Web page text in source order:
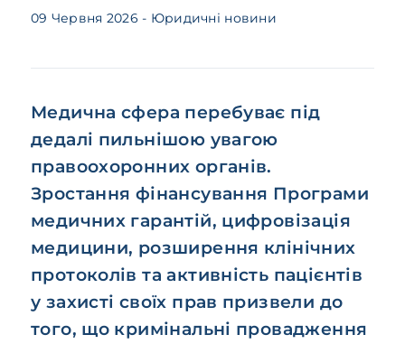
09 Червня 2026 - Юридичні новини
Медична сфера перебуває під
дедалі пильнішою увагою
правоохоронних органів.
Зростання фінансування Програми
медичних гарантій, цифровізація
медицини, розширення клінічних
протоколів та активність пацієнтів
у захисті своїх прав призвели до
того, що кримінальні провадження